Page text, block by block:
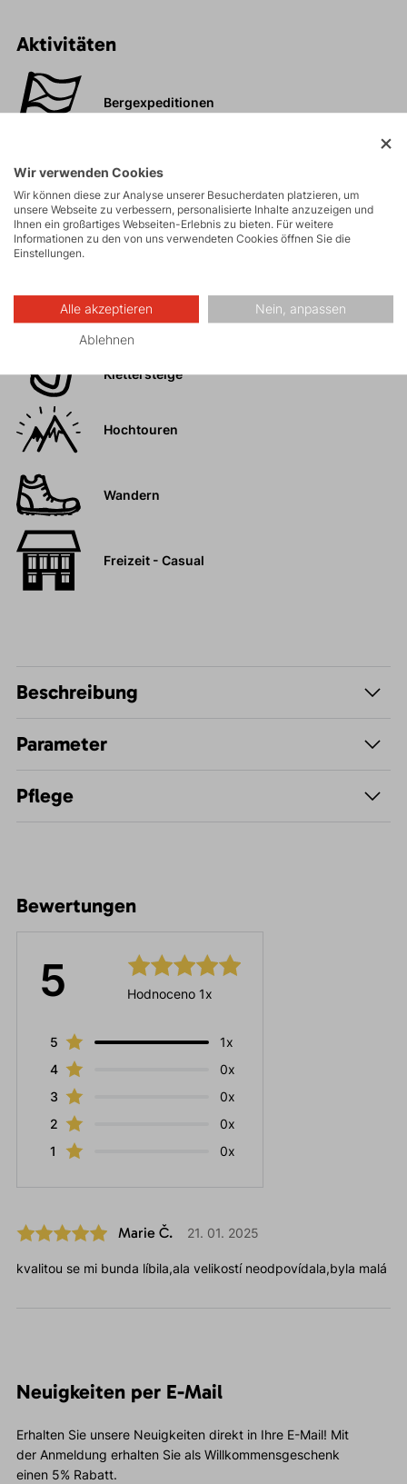
Aktivitäten
Bergexpeditionen
Eisklettern
Skitouren
Touren
Klettersteige
Hochtouren
Wandern
Freizeit - Casual
Beschreibung
Parameter
Pflege
Bewertungen
5 Hodnoceno 1x
5
1x
4
0x
3
0x
2
0x
1
0x
Marie Č. 21. 01. 2025
kvalitou se mi bunda líbila,ala velikostí neodpovídala,byla malá
Neuigkeiten per E-Mail
Erhalten Sie unsere Neuigkeiten direkt in Ihre E-Mail! Mit
der Anmeldung erhalten Sie als Willkommensgeschenk
einen 5% Rabatt.
Wir verwenden Cookies
Wir können diese zur Analyse unserer Besucherdaten platzieren, um
unsere Webseite zu verbessern, personalisierte Inhalte anzuzeigen und
Ihnen ein großartiges Webseiten-Erlebnis zu bieten. Für weitere
Informationen zu den von uns verwendeten Cookies öffnen Sie die
Einstellungen.
Alle akzeptieren Nein, anpassen
Ablehnen